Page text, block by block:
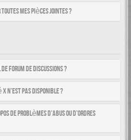
mes pièces jointes ?
forum de discussions ?
n’est pas disponible ?
de problèmes d’abus ou d’ordres